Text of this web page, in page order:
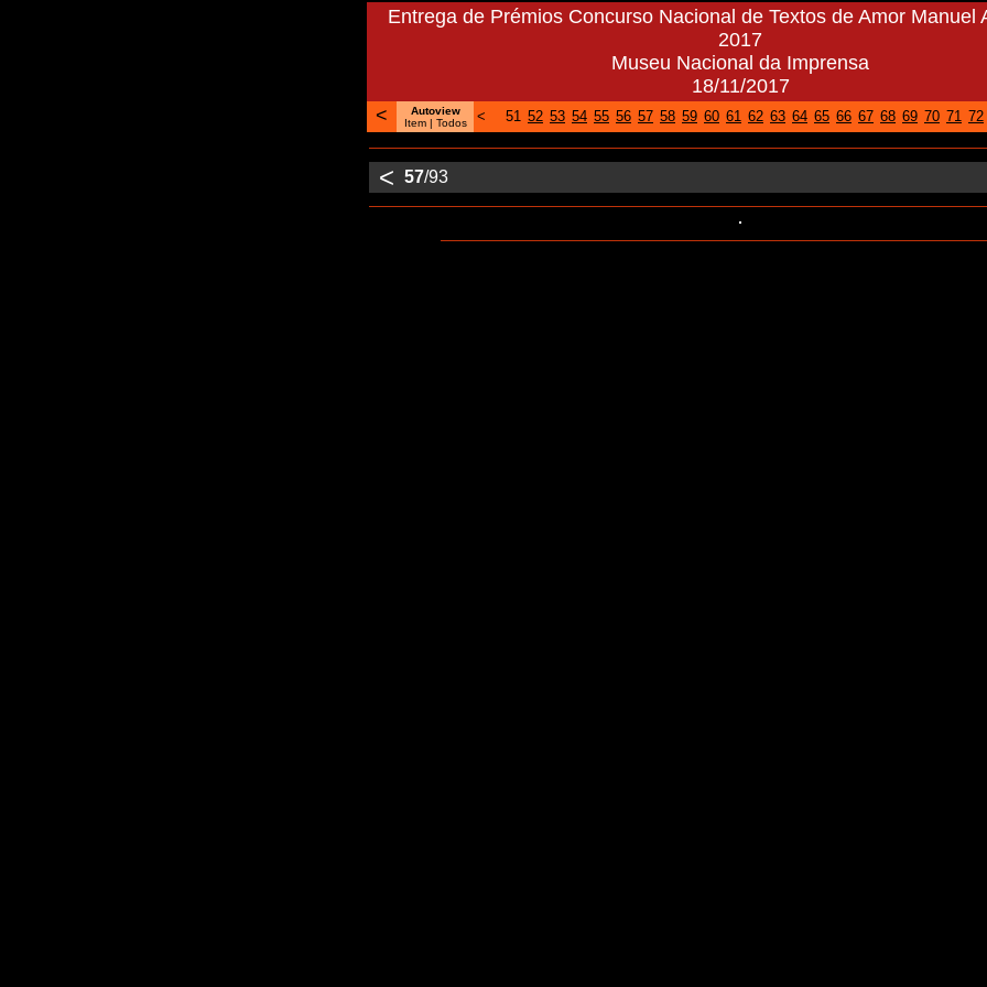
Entrega de Prémios Concurso Nacional de Textos de Amor Manuel
2017
Museu Nacional da Imprensa
18/11/2017
<
Autoview
Item | Todos < 51 52 53 54 55 56 57 58 59 60 61 62 63 64 65 66 67 68 69 70 71 72
< 57/93